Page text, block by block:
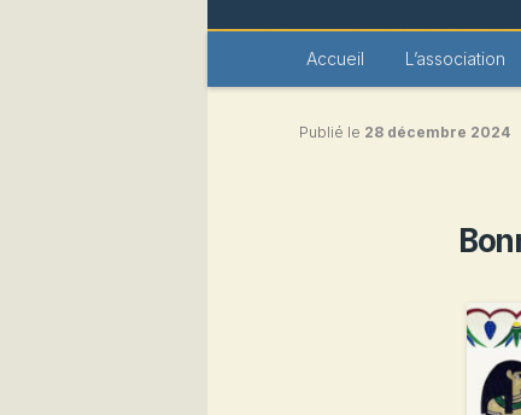
Aller
Accueil L’association
Publié le 28 décembre 2024